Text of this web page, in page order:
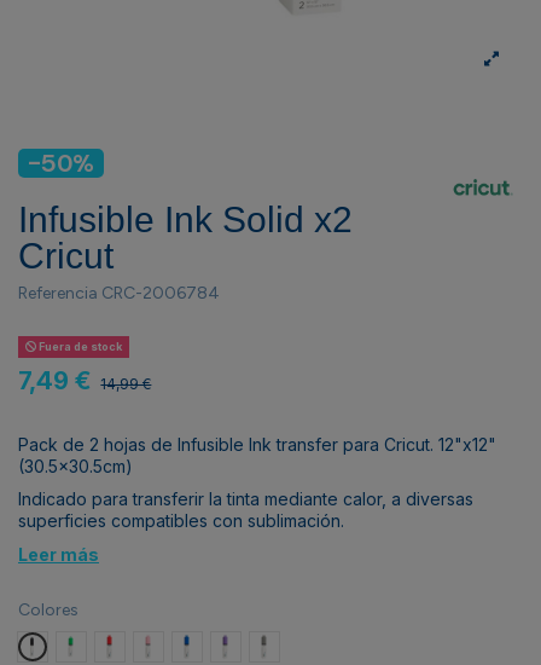
-50%
Infusible Ink Solid x2
Cricut
Referencia CRC-2006784
Fuera de stock
7,49 € 14,99 €
Pack de 2 hojas de Infusible Ink transfer para Cricut. 12"x12"
(30.5x30.5cm)
Indicado para transferir la tinta mediante calor, a diversas
superficies compatibles con sublimación.
Leer más
Colores
BlackBright GreenCherry Red
Rose PinkTrue BlueUltravioletWarm Grey